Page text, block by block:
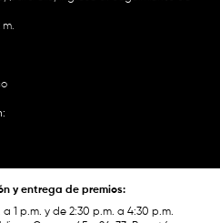
m.
y entrega de premios:
1 p.m. y de 2:30 p.m. a 4:30 p.m.